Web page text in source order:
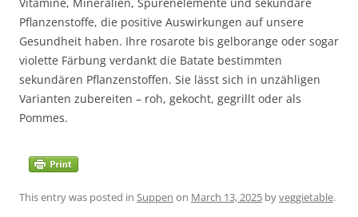
Vitamine, Mineralien, Spurenelemente und sekundäre
Pflanzenstoffe, die positive Auswirkungen auf unsere
Gesundheit haben. Ihre rosarote bis gelborange oder sogar
violette Färbung verdankt die Batate bestimmten
sekundären Pflanzenstoffen. Sie lässt sich in unzähligen
Varianten zubereiten – roh, gekocht, gegrillt oder als
Pommes.
This entry was posted in Suppen on March 13, 2025 byveggietable.